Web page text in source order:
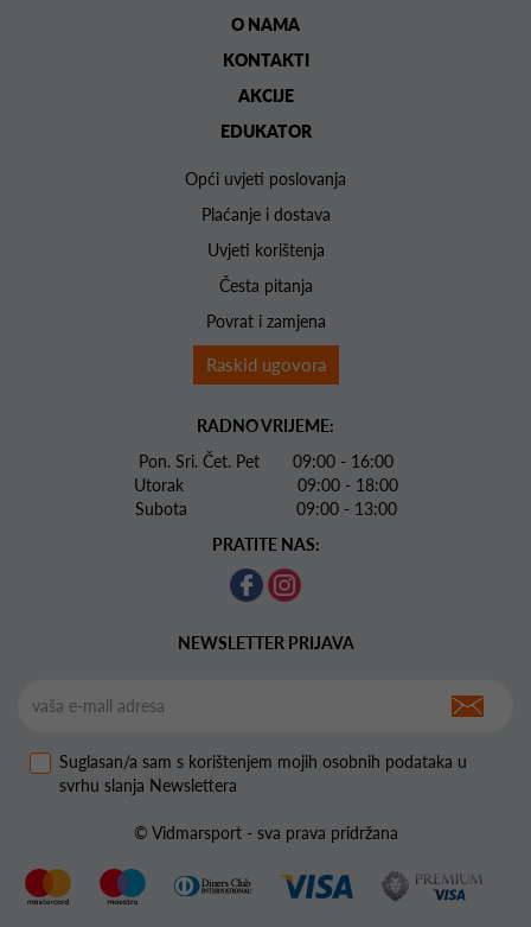
O NAMA
KONTAKTI
AKCIJE
EDUKATOR
Opći uvjeti poslovanja
Plaćanje i dostava
Uvjeti korištenja
Česta pitanja
Povrat i zamjena
Raskid ugovora
RADNO VRIJEME:
Pon. Sri. Čet. Pet 09:00 - 16:00
Utorak 09:00 - 18:00
Subota 09:00 - 13:00
PRATITE NAS:
NEWSLETTER PRIJAVA
Suglasan/a sam s korištenjem mojih osobnih podataka u
svrhu slanja Newslettera
© Vidmarsport - sva prava pridržana